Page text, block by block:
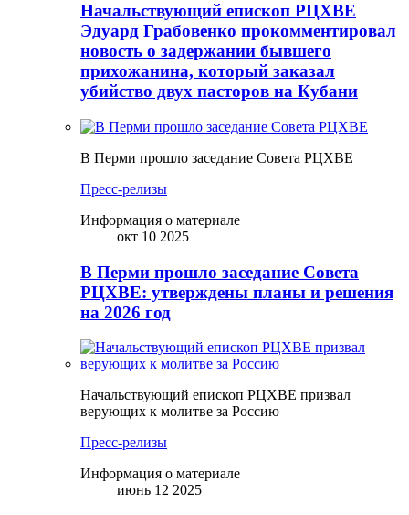
Начальствующий епископ РЦХВЕ
Эдуард Грабовенко прокомментировал
новость о задержании бывшего
прихожанина, который заказал
убийство двух пасторов на Кубани
В Перми прошло заседание Совета РЦХВЕ
Пресс-релизы
Информация о материале
окт 10 2025
В Перми прошло заседание Совета
РЦХВЕ: утверждены планы и решения
на 2026 год
Начальствующий епископ РЦХВЕ призвал
верующих к молитве за Россию
Пресс-релизы
Информация о материале
июнь 12 2025